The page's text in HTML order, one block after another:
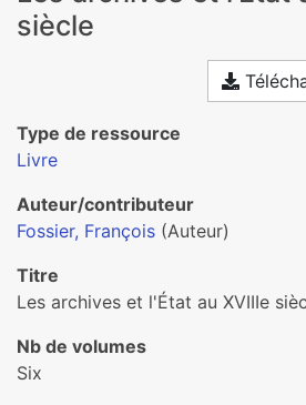
siècle
Type de ressource
Livre
Auteur/contributeur
Fossier, François (Auteur)
Titre
Les archives et l'État au XVIIIe
Nb de volumes
Six